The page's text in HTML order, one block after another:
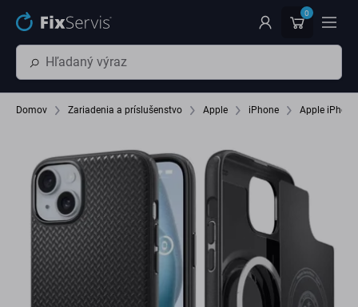
Preskočiť na hlavný obsah 0
Domov Zariadenia a príslušenstvo Apple iPhone Apple